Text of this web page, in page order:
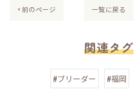
< 前のページ 一覧に戻る
関連タグ
#ブリーダー #福岡